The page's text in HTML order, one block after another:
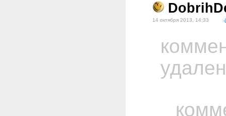
14 октября 2013, 14:33
удален